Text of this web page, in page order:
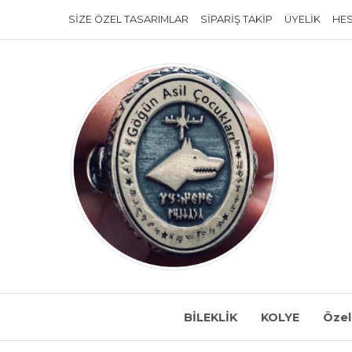
SIZE ÖZEL TASARIMLAR SIPARIŞ TAKIP ÜYELIK
BİLEKLİK KOLYE